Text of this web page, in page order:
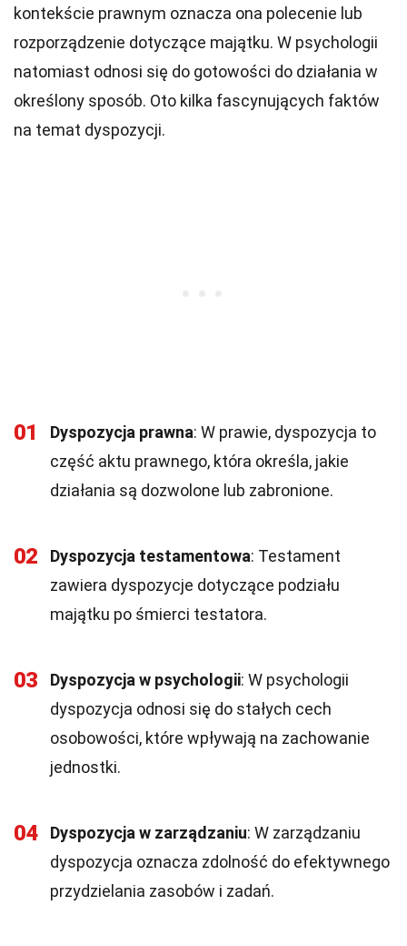
kontekście prawnym oznacza ona polecenie lub
rozporządzenie dotyczące majątku. W psychologii
natomiast odnosi się do gotowości do działania w
określony sposób. Oto kilka fascynujących faktów
na temat dyspozycji.
01 Dyspozycja prawna: W prawie, dyspozycja to
część aktu prawnego, która określa, jakie
działania są dozwolone lub zabronione.
02 Dyspozycja testamentowa: Testament
zawiera dyspozycje dotyczące podziału
majątku po śmierci testatora.
03 Dyspozycja w psychologii: W psychologii
dyspozycja odnosi się do stałych cech
osobowości, które wpływają na zachowanie
jednostki.
04 Dyspozycja w zarządzaniu: W zarządzaniu
dyspozycja oznacza zdolność do efektywnego
przydzielania zasobów i zadań.